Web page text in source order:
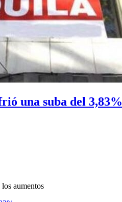
una suba del 3,83%
aumentos